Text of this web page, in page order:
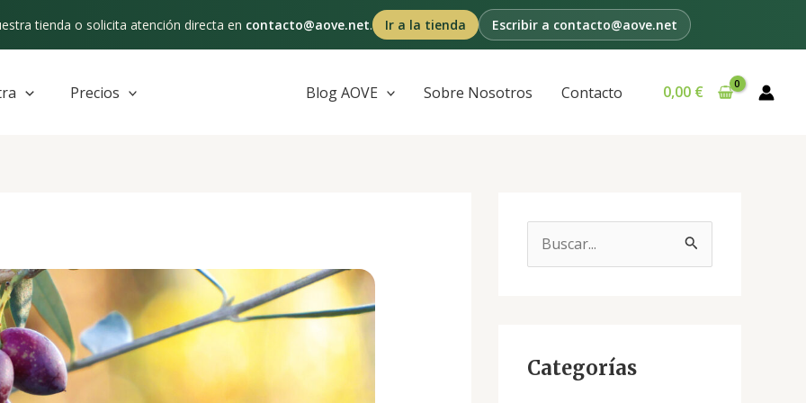
tienda o solicita atención directa en contacto@aove.net. Ir a la tienda Escribir a contacto@aove.net
Precios Blog AOVE Sobre Nosotros Contacto 0,00 €
a
Categorías